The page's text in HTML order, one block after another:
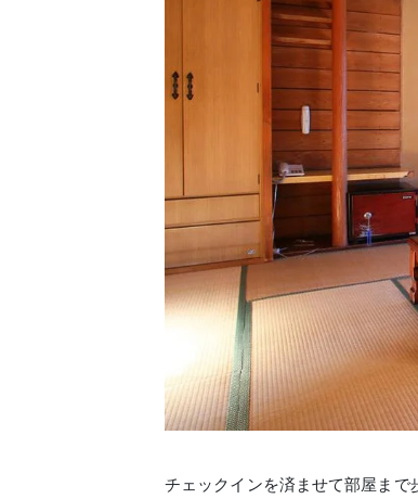
チェックインを済ませて部屋まで